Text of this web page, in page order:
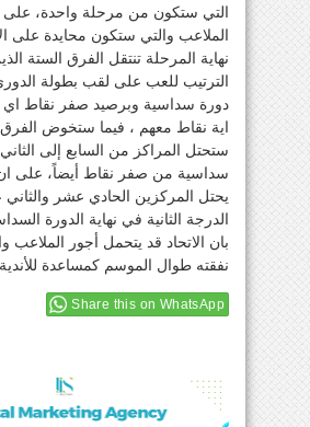
التي ستكون من مرحلة واحدة، على
الملاعب والتي ستكون محايدة على
نهاية المرحلة تنتقل الفرق الستة
الترتيب للعب على لقب بطولة
دورة سداسية وبرصيد صفر نقاط اي
اية نقاط معهم ، فيما ستخوض الفرق
ستحتل المراكز من السابع إلى
سداسية من صفر نقاط أيضاً، على
يحتل المركزين الحادي عشر
الدرجة الثانية في نهاية الدورة
بان الاتحاد قد يتحمل أجور الملاعب
نفقته طوال الموسم كمساعدة للأندية
Share this on WhatsApp